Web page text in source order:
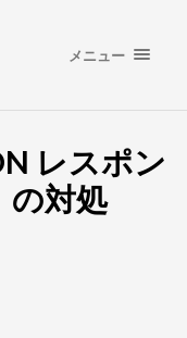
メニュー
レスポン
の対処